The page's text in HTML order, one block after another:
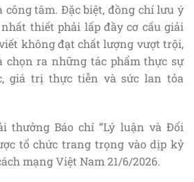
công tâm. Đặc biệt, đồng chí lưu ý
thiết phải lấp đầy cơ cấu giải
không đạt chất lượng vượt trội,
chọn ra những tác phẩm thực sự
giá trị thực tiễn và sức lan tỏa
thưởng Báo chí “Lý luận và Đổi
tổ chức trang trọng vào dịp kỷ
mạng Việt Nam 21/6/2026.